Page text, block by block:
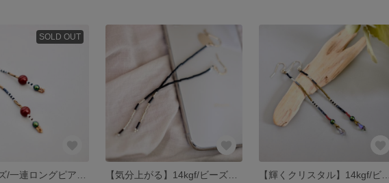
SOLD OUT
【気分上がる】14kgf/ビーズ一連ロングピアス/黒銀